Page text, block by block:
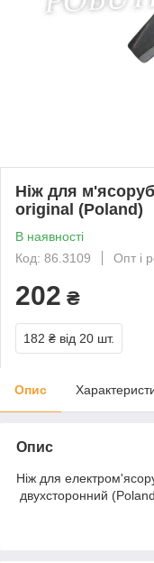
Ніж для
original (Poland)
В наявності
Код: 86.3109
Опт і
202 ₴
182 ₴ від 20 шт.
Опис
Опис
Ніж для
двухсторонний